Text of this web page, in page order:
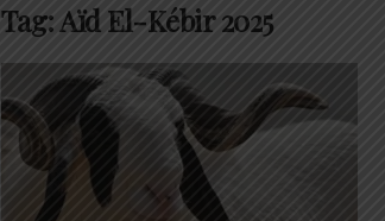
Tag: Aïd El-Kébir 2025